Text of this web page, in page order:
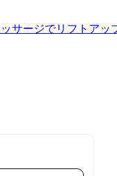
サージでリフトアッ